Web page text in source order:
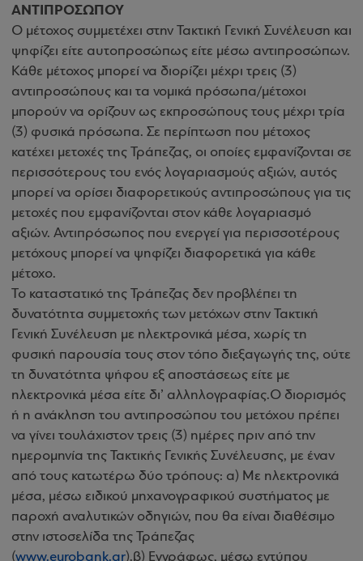
ΑΝΤΙΠΡΟΣΩΠΟΥ
Ο μέτοχος συμμετέχει στην Τακτική Γενική Συνέλευση και
ψηφίζει είτε αυτοπροσώπως είτε μέσω αντιπροσώπων.
Κάθε μέτοχος μπορεί να διορίζει μέχρι τρεις (3)
αντιπροσώπους και τα νομικά πρόσωπα/μέτοχοι
μπορούν να ορίζουν ως εκπροσώπους τους μέχρι τρία
(3) φυσικά πρόσωπα. Σε περίπτωση που μέτοχος
κατέχει μετοχές της Τράπεζας, οι οποίες εμφανίζονται σε
περισσότερους του ενός λογαριασμούς αξιών, αυτός
μπορεί να ορίσει διαφορετικούς αντιπροσώπους για τις
μετοχές που εμφανίζονται στον κάθε λογαριασμό
αξιών. Αντιπρόσωπος που ενεργεί για περισσοτέρους
μετόχους μπορεί να ψηφίζει διαφορετικά για κάθε
μέτοχο.
Το καταστατικό της Τράπεζας δεν προβλέπει τη
δυνατότητα συμμετοχής των μετόχων στην Τακτική
Γενική Συνέλευση με ηλεκτρονικά μέσα, χωρίς τη
φυσική παρουσία τους στον τόπο διεξαγωγής της, ούτε
τη δυνατότητα ψήφου εξ αποστάσεως είτε με
ηλεκτρονικά μέσα είτε δι’ αλληλογραφίας.Ο διορισμός
ή η ανάκληση του αντιπροσώπου του μετόχου πρέπει
να γίνει τουλάχιστον τρεις (3) ημέρες πριν από την
ημερομηνία της Τακτικής Γενικής Συνέλευσης, με έναν
από τους κατωτέρω δύο τρόπους: α) Με ηλεκτρονικά
μέσα, μέσω ειδικού μηχανογραφικού συστήματος με
παροχή αναλυτικών οδηγιών, που θα είναι διαθέσιμο
στην ιστοσελίδα της Τράπεζας
(www.eurobank.gr).β) Εγγράφως, μέσω εντύπου